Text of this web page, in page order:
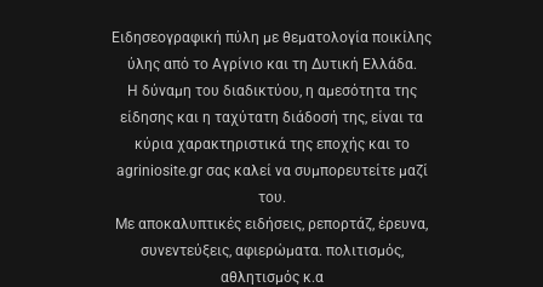
Eιδησεογραφική πύλη με θεματολογία ποικίλης
ύλης από το Αγρίνιο και τη Δυτική Ελλάδα.
Η δύναμη του διαδικτύου, η αμεσότητα της
είδησης και η ταχύτατη διάδοσή της, είναι τα
κύρια χαρακτηριστικά της εποχής και το
agriniosite.gr σας καλεί να συμπορευτείτε μαζί
του.
Με αποκαλυπτικές ειδήσεις, ρεπορτάζ, έρευνα,
συνεντεύξεις, αφιερώματα. πολιτισμός,
αθλητισμός κ.α